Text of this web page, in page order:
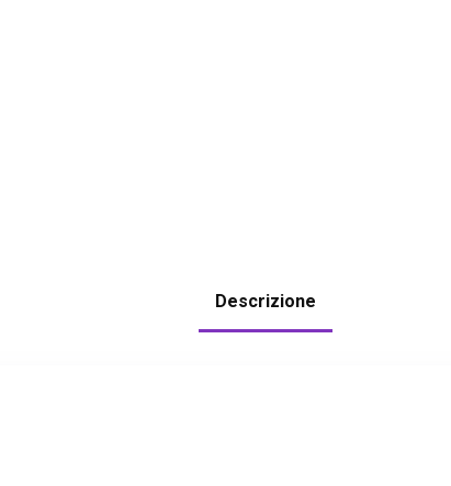
Descrizione